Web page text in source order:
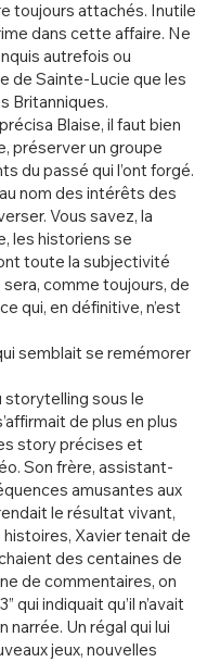
toujours attachés. Inutile
dans cette affaire. Ne
autrefois ou
de Sainte-Lucie que les
Britanniques.
Blaise, il faut bien
préserver un groupe
du passé qui l’ont forgé.
nom des intérêts des
Vous savez, la
les historiens se
toute la subjectivité
comme toujours, de
qui, en définitive, n’est
semblait se remémorer
storytelling sous le
de plus en plus
story précises et
Son frère, assistant-
amusantes aux
le résultat vivant,
Xavier tenait de
des centaines de
de commentaires, on
qui indiquait qu’il n’avait
narrée. Un régal qui lui
jeux, nouvelles